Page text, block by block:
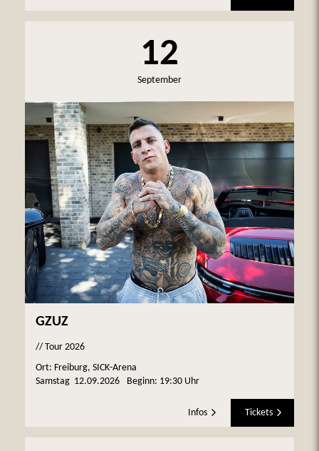
12
September
GZUZ
// Tour 2026
Ort: Freiburg, SICK-Arena
Samstag 12.09.2026 Beginn: 19:30 Uhr
Infos Tickets